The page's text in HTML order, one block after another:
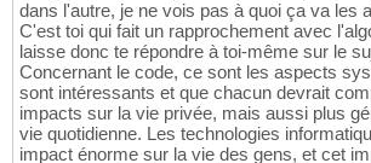
dans l'autre, je ne vois pas à quoi ça va les
C'est toi qui fait un rapprochement avec
laisse donc te répondre à toi-même sur le
Concernant le code, ce sont les aspects
sont intéressants et que chacun devrait
impacts sur la vie privée, mais aussi plus
vie quotidienne. Les technologies
impact énorme sur la vie des gens, et cet